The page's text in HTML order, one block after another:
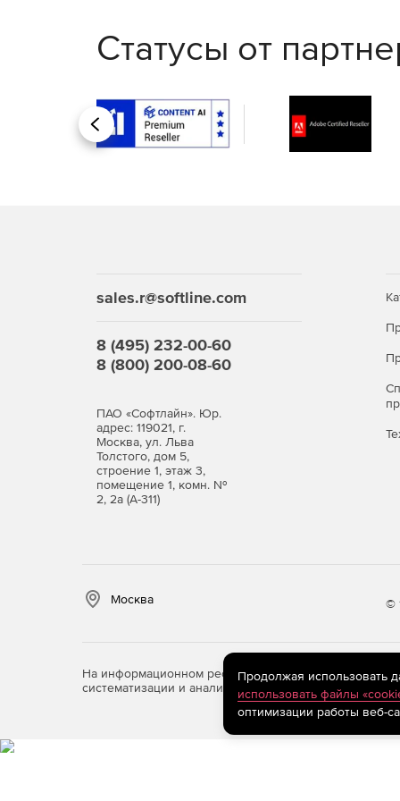
Статусы от
Назад
sales.r@softline.com
8 (495) 232-00-60
8 (800) 200-08-60
ПАО «Софтлайн». Юр.
адрес: 119021, г.
Москва, ул. Льва
Толстого, дом 5,
строение 1, этаж 3,
помещение 1, комн. №
2, 2а (А-311)
Москва ©
На информационном ресурсе store.softline.ru
систематизации и анализа сведений, относящихся
Продолжая использовать
использовать файлы
оптимизации работы веб-